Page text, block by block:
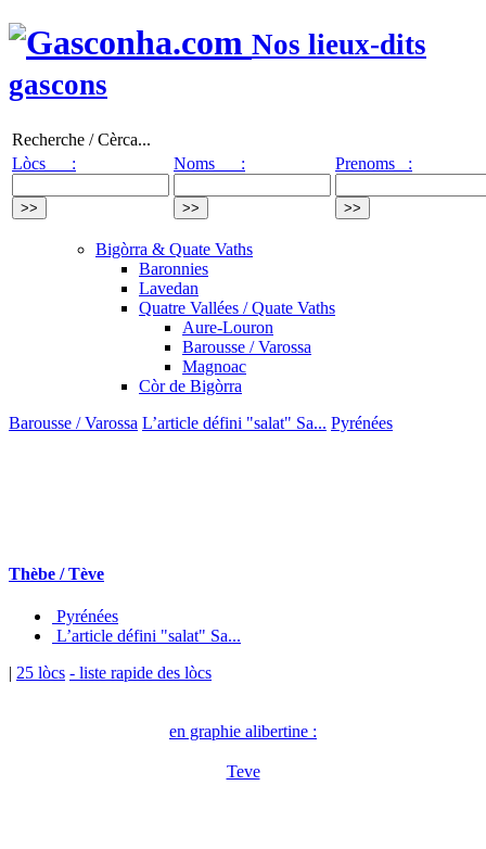
Nos lieux-dits
gascons
Recherche / Cèrca...
Lòcs :
Noms : Prenoms :
Bigòrra & Quate Vaths
Baronnies
Lavedan
Quatre Vallées / Quate Vaths
Aure-Louron
Barousse / Varossa
Magnoac
Còr de Bigòrra
Barousse / Varossa L’article défini "salat" Sa... Pyrénées
Thèbe / Tève
Pyrénées
L’article défini "salat" Sa...
| 25 lòcs - liste rapide des lòcs
en graphie alibertine :
Teve